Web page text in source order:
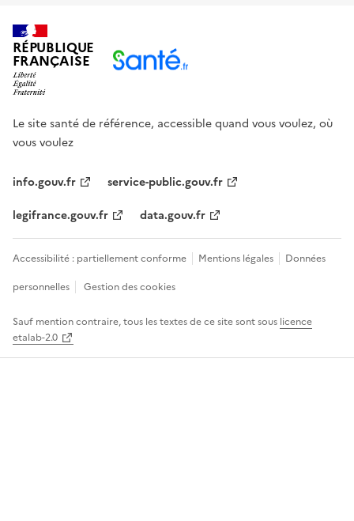
RÉPUBLIQUE
FRANÇAISE
Le site santé de référence, accessible quand vous voulez, où
vous voulez
info.gouv.fr
service-public.gouv.fr
legifrance.gouv.fr
data.gouv.fr
Accessibilité : partiellement conforme Mentions légales
Données
personnelles
Gestion des cookies
Sauf mention contraire, tous les textes de ce site sont sous licence
etalab-2.0